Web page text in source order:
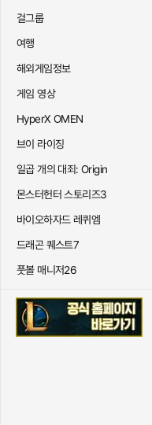
걸그룹
여행
해외게임정보
게임 영상
HyperX OMEN
브이 라이징
일곱 개의 대죄: Origin
몬스터헌터 스토리즈3
바이오하자드 레퀴엠
드래곤 퀘스트7
풋볼 매니저26